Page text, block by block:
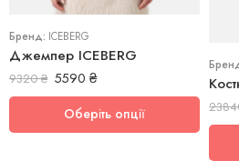
Бренд: ICEBERG
Джемпер ICEBERG
9320₴ 5590 ₴
Оберіть опції